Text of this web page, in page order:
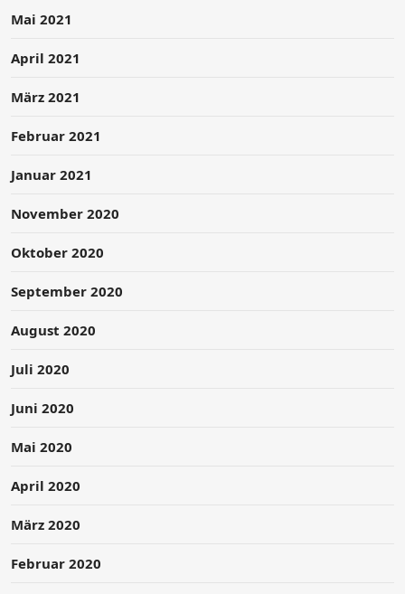
Mai 2021
April 2021
März 2021
Februar 2021
Januar 2021
November 2020
Oktober 2020
September 2020
August 2020
Juli 2020
Juni 2020
Mai 2020
April 2020
März 2020
Februar 2020